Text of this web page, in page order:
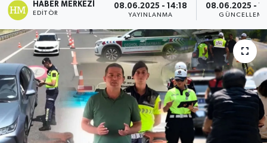
HABER MERKEZI
EDITÖR
08.06.2025 - 14:18
YAYINLANMA
08.06.2025 -
GÜNCELLEME
MAGAZİN
SPOR